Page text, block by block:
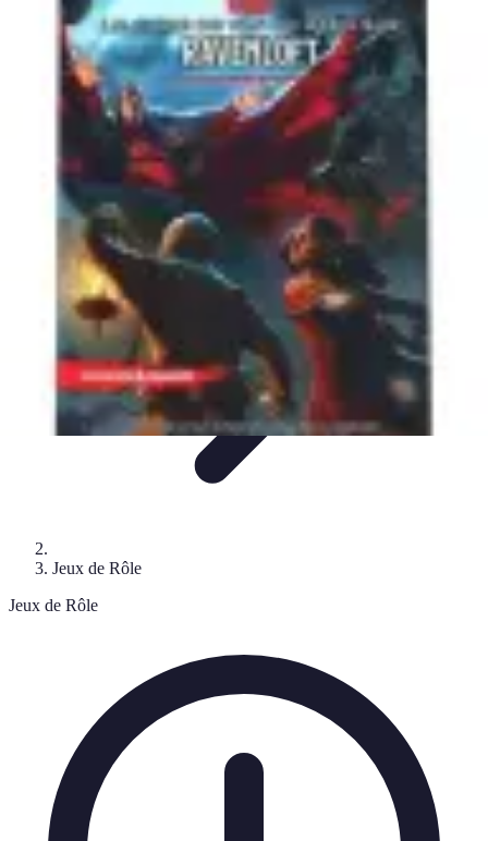
Univers Gamers
Tendances GamingÉquipement GamerGenres de
TendancesPsychologie et Sociologie
Univers Gamers
Jeux de Rôle
Jeux de Rôle